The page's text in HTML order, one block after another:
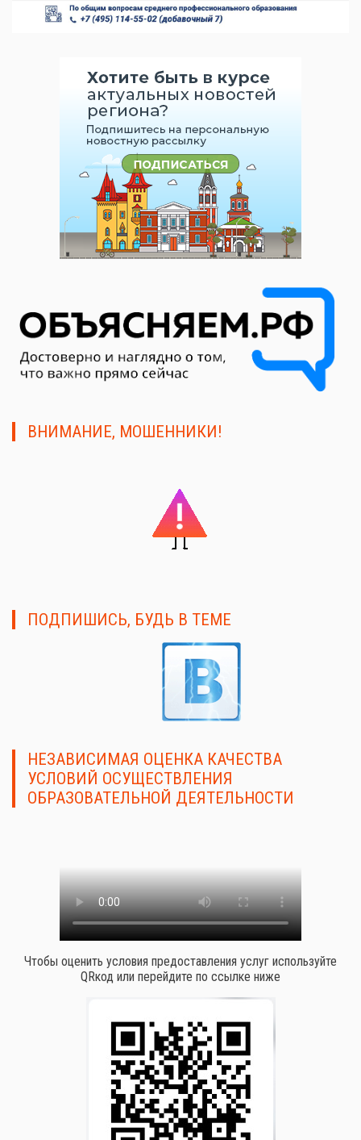
ВНИМАНИЕ, МОШЕННИКИ!
ПОДПИШИСЬ, БУДЬ В ТЕМЕ
НЕЗАВИСИМАЯ ОЦЕНКА КАЧЕСТВА
УСЛОВИЙ ОСУЩЕСТВЛЕНИЯ
ОБРАЗОВАТЕЛЬНОЙ ДЕЯТЕЛЬНОСТИ
Чтобы оценить условия предоставления услуг используйте
QRкод или перейдите по ссылке ниже